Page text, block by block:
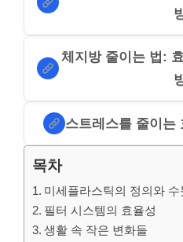
체지방 줄이는 법:
스트레스를 줄이는
목차
미세플라스틱의 정의와
필터 시스템의 효율성
생활 속 작은 변화들